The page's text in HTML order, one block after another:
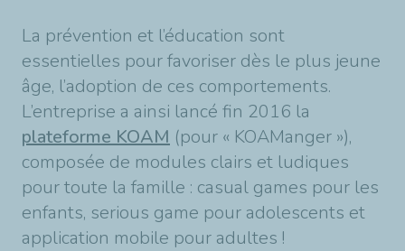
La prévention et l’éducation sont
essentielles pour favoriser dès le plus jeune
âge, l’adoption de ces comportements.
L’entreprise a ainsi lancé fin 2016 la
plateforme KOAM (pour « KOAManger »),
composée de modules clairs et ludiques
pour toute la famille : casual games pour les
enfants, serious game pour adolescents et
application mobile pour adultes !